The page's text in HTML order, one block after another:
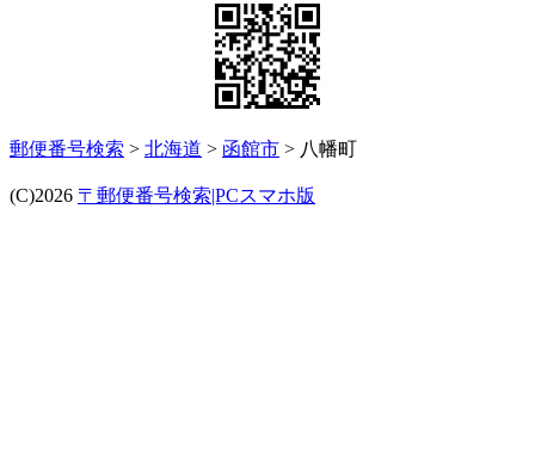
郵便番号検索 > 北海道 > 函館市 > 八幡町
(C)2026 〒郵便番号検索|PCスマホ版